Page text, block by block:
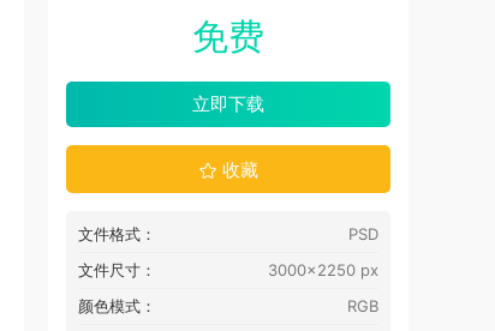
免费
立即下载
收藏
文件格式：
PSD
文件尺寸：
3000x2250 px
颜色模式：
RGB